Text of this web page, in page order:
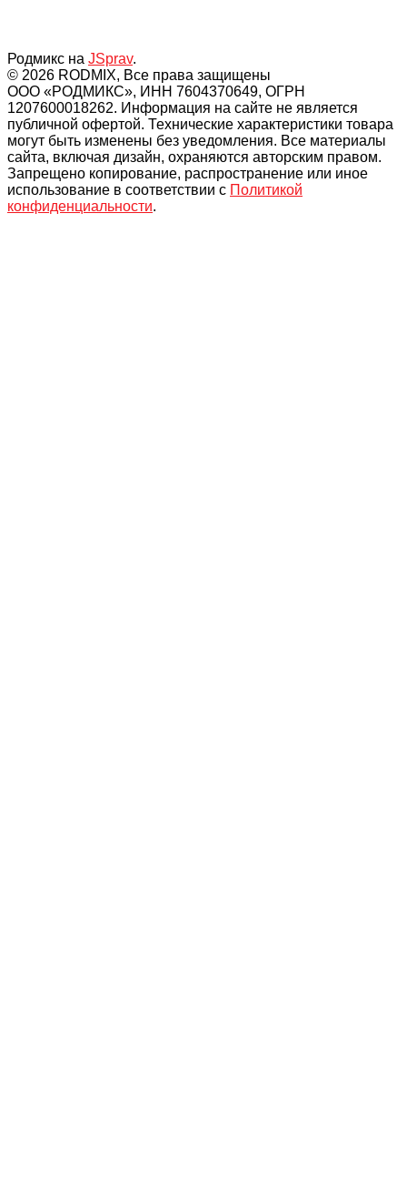
Родмикс на JSprav.
© 2026 RODMIX, Все права защищены
ООО «РОДМИКС», ИНН 7604370649, ОГРН
1207600018262. Информация на сайте не является
публичной офертой. Технические характеристики товара
могут быть изменены без уведомления. Все материалы
сайта, включая дизайн, охраняются авторским правом.
Запрещено копирование, распространение или иное
использование в соответствии с Политикой
конфиденциальности.